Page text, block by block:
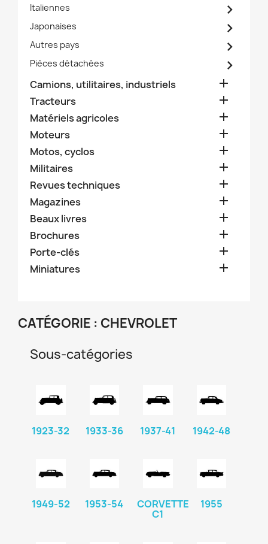
Italiennes 
Japonaises 
Autres pays 
Pièces détachées 
Camions, utilitaires, industriels 
Tracteurs 
Matériels agricoles 
Moteurs 
Motos, cyclos 
Militaires 
Revues techniques 
Magazines 
Beaux livres 
Brochures 
Porte-clés 
Miniatures 
CATÉGORIE : CHEVROLET
Sous-catégories
1923-32 1933-36 1937-41 1942-48
1949-52 1953-54 CORVETTE
C1
1955